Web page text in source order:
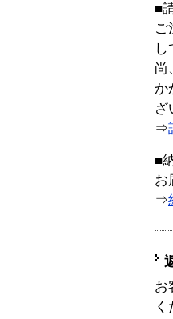
■
ご
し
尚
か
ざ
⇒
■
お
⇒
お